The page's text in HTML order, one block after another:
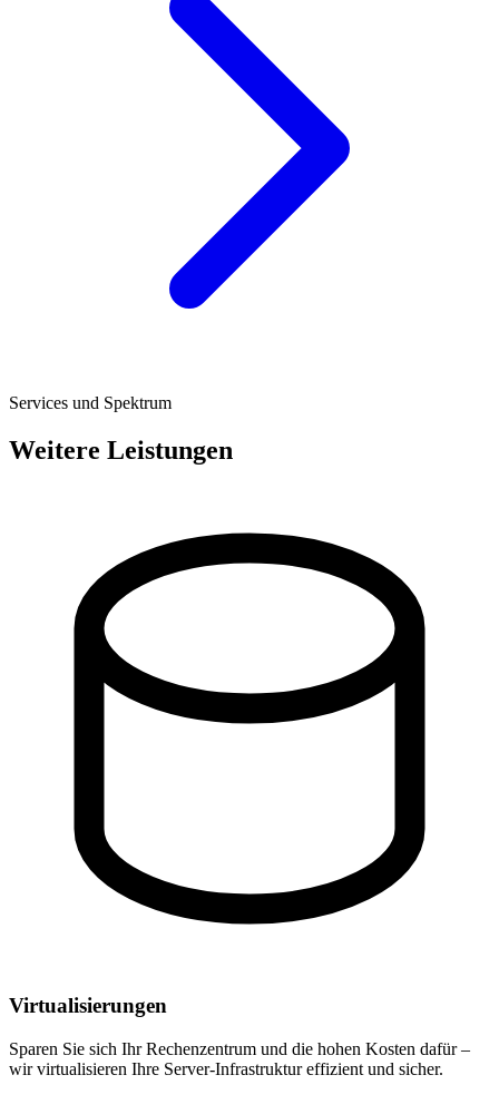
Services und Spektrum
Weitere Leistungen
Virtualisierungen
Sparen Sie sich Ihr Rechenzentrum und die hohen Kosten dafür –
wir virtualisieren Ihre Server-Infrastruktur effizient und sicher.